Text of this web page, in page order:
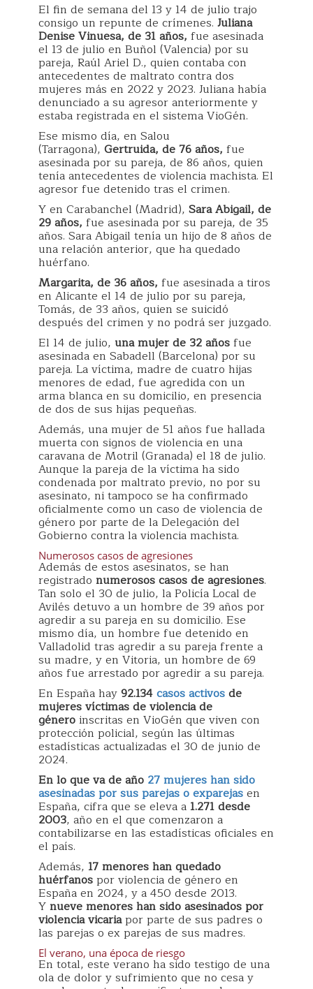
El fin de semana del 13 y 14 de julio trajo
consigo un repunte de crímenes. Juliana
Denise Vinuesa, de 31 años, fue asesinada
el 13 de julio en Buñol (Valencia) por su
pareja, Raúl Ariel D., quien contaba con
antecedentes de maltrato contra dos
mujeres más en 2022 y 2023. Juliana había
denunciado a su agresor anteriormente y
estaba registrada en el sistema VioGén.
Ese mismo día, en Salou
(Tarragona), Gertruida, de 76 años, fue
asesinada por su pareja, de 86 años, quien
tenía antecedentes de violencia machista. El
agresor fue detenido tras el crimen.
Y en Carabanchel (Madrid), Sara Abigail, de
29 años, fue asesinada por su pareja, de 35
años. Sara Abigail tenía un hijo de 8 años de
una relación anterior, que ha quedado
huérfano.
Margarita, de 36 años, fue asesinada a tiros
en Alicante el 14 de julio por su pareja,
Tomás, de 33 años, quien se suicidó
después del crimen y no podrá ser juzgado.
El 14 de julio, una mujer de 32 añosfue
asesinada en Sabadell (Barcelona) por su
pareja. La víctima, madre de cuatro hijas
menores de edad, fue agredida con un
arma blanca en su domicilio, en presencia
de dos de sus hijas pequeñas.
Además, una mujer de 51 años fue hallada
muerta con signos de violencia en una
caravana de Motril (Granada) el 18 de julio.
Aunque la pareja de la víctima ha sido
condenada por maltrato previo, no por su
asesinato, ni tampoco se ha confirmado
oficialmente como un caso de violencia de
género por parte de la Delegación del
Gobierno contra la violencia machista.
Numerosos casos de agresiones
Además de estos asesinatos, se han
registrado numerosos casos de agresiones.
Tan solo el 30 de julio, la Policía Local de
Avilés detuvo a un hombre de 39 años por
agredir a su pareja en su domicilio. Ese
mismo día, un hombre fue detenido en
Valladolid tras agredir a su pareja frente a
su madre, y en Vitoria, un hombre de 69
años fue arrestado por agredir a su pareja.
En España hay92.134casos activosde
mujeres víctimas de violencia de
géneroinscritas en VioGén que viven con
protección policial, según las últimas
estadísticas actualizadas el 30 de junio de
2024.
En lo que va de año 27 mujeres han sido
asesinadas por sus parejas o exparejasen
España, cifra que se eleva a 1.271desde
2003, año en el que comenzaron a
contabilizarse en las estadísticas oficiales en
el país.
Además, 17 menores han quedado
huérfanospor violencia de género en
España en 2024, y a 450 desde 2013.
Ynueve menores han sido asesinados por
violencia vicariapor parte de sus padres o
las parejas o ex parejas de sus madres.
El verano, una época de riesgo
En total, este verano ha sido testigo de una
ola de dolor y sufrimiento que no cesa y